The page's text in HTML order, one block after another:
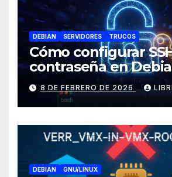
DEBIAN SERVIDORES TRUCOS
Cómo configurar
contraseña en
(Trixie)
8 DE FEBRERO DE 2026
DEBIAN GNU/LINUX